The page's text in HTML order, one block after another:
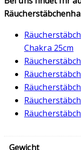
Chakra 25cm
Gewicht